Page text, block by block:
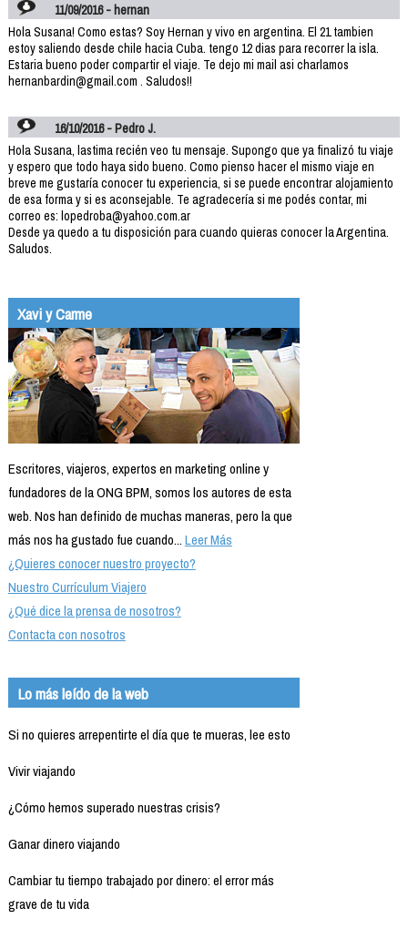
11/09/2016 - hernan
Hola Susana! Como estas? Soy Hernan y vivo en argentina. El 21 tambien
estoy saliendo desde chile hacia Cuba. tengo 12 dias para recorrer la isla.
Estaria bueno poder compartir el viaje. Te dejo mi mail asi charlamos
hernanbardin@gmail.com . Saludos!!
16/10/2016 - Pedro J.
Hola Susana, lastima recién veo tu mensaje. Supongo que ya finalizó tu viaje
y espero que todo haya sido bueno. Como pienso hacer el mismo viaje en
breve me gustaría conocer tu experiencia, si se puede encontrar alojamiento
de esa forma y si es aconsejable. Te agradecería si me podés contar, mi
correo es: lopedroba@yahoo.com.ar
Desde ya quedo a tu disposición para cuando quieras conocer la Argentina.
Saludos.
Xavi y Carme
Escritores, viajeros, expertos en marketing online y
fundadores de la ONG BPM, somos los autores de esta
web. Nos han definido de muchas maneras, pero la que
más nos ha gustado fue cuando...Leer Más
¿Quieres conocer nuestro proyecto?
Nuestro Currículum Viajero
¿Qué dice la prensa de nosotros?
Contacta con nosotros
Lo más leído de la web
Si no quieres arrepentirte el día que te mueras, lee esto
Vivir viajando
¿Cómo hemos superado nuestras crisis?
Ganar dinero viajando
Cambiar tu tiempo trabajado por dinero: el error más
grave de tu vida